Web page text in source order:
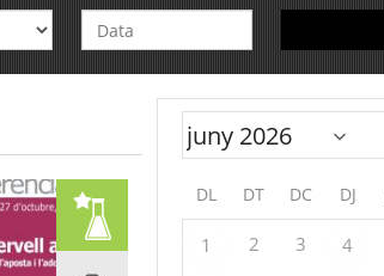
DL DT DC DJ
1 2 3 4